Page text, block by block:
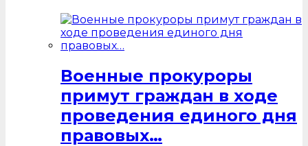
Военные прокуроры
примут граждан в ходе
проведения единого дня
правовых…